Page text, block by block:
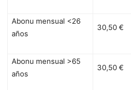
Abonu mensual <26
años
30,50 €
Abonu mensual >65
años
30,50 €